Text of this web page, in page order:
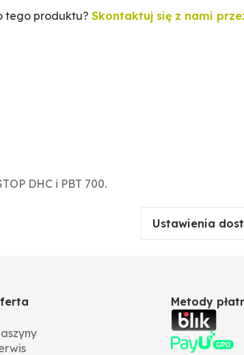
tego produktu? Skontaktuj się z nami
DHC i PBT 700.
Ustawienia
Metody